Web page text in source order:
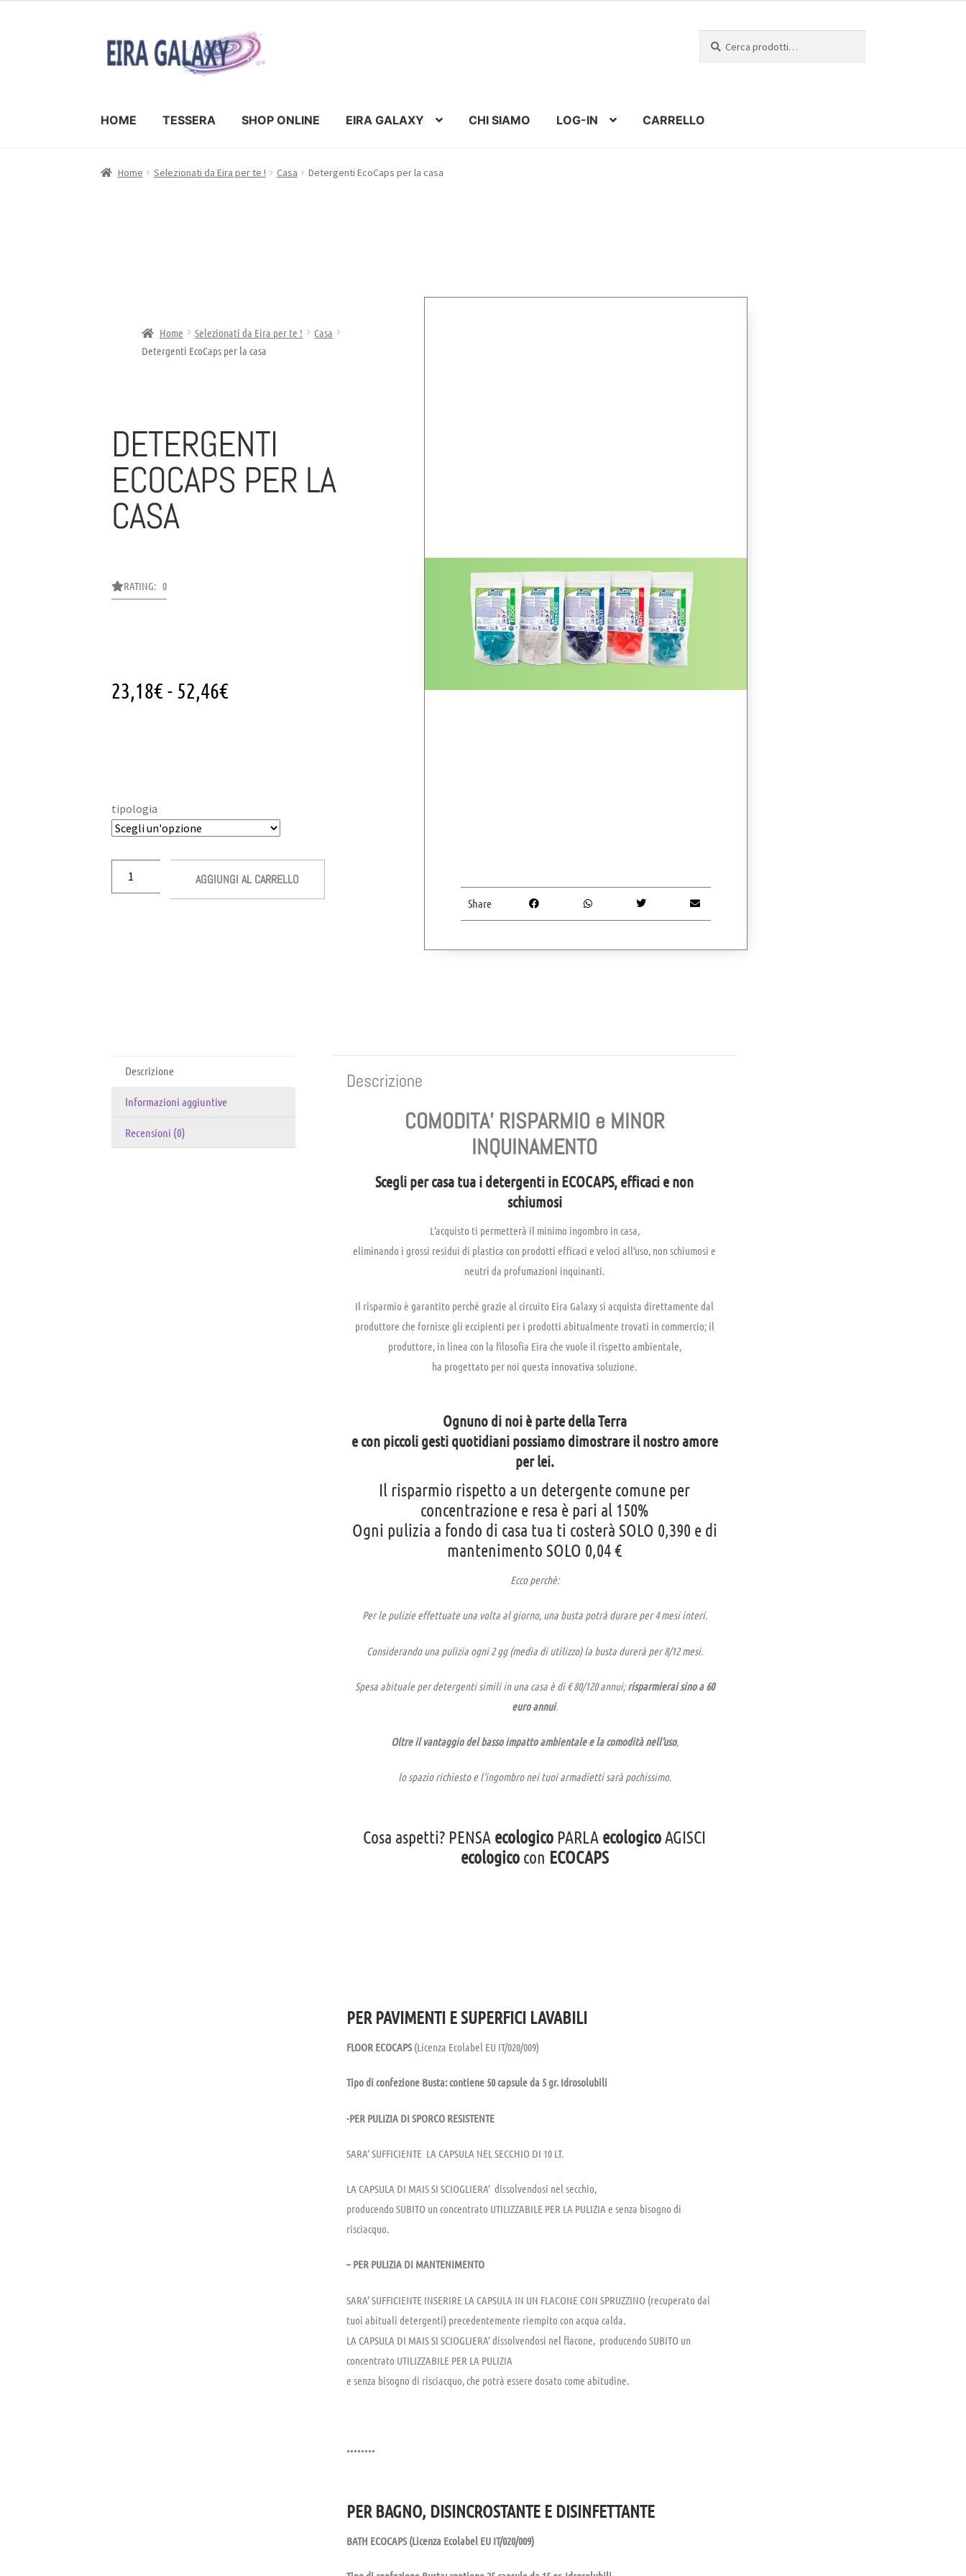
HOME TESSERA SHOP ONLINE EIRA GALAXY CHI SIAMO LOG-IN CARRELLO
Home Selezionati da Eira per te ! Casa Detergenti EcoCaps per la casa
Home Selezionati da Eira per te !
Casa
Detergenti EcoCaps per la casa
DETERGENTI
ECOCAPS PER LA
CASA
RATING: 0
23,18€-52,46€
tipologia
AGGIUNGI AL CARRELLO
Share
Descrizione
Informazioni aggiuntive
Recensioni (0)
Descrizione
COMODITA’ RISPARMIO e MINOR
INQUINAMENTO
Scegli per casa tua i detergenti in ECOCAPS, efficaci e non
schiumosi
L’acquisto ti permetterà il minimo ingombro in casa,
eliminando i grossi residui di plastica con prodotti efficaci e veloci all’uso, non schiumosi e
neutri da profumazioni inquinanti.
Il risparmio è garantito perché grazie al circuito Eira Galaxy si acquista direttamente dal
produttore che fornisce gli eccipienti per i prodotti abitualmente trovati in commercio; il
produttore, in linea con la filosofia Eira che vuole il rispetto ambientale,
ha progettato per noi questa innovativa soluzione.
Ognuno di noi è parte della Terra
e con piccoli gesti quotidiani possiamo dimostrare il nostro amore
per lei.
Il risparmio rispetto a un detergente comune per
concentrazione e resa è pari al 150%
Ogni pulizia a fondo di casa tua ti costerà SOLO 0,390 e di
mantenimento SOLO 0,04 €
Ecco perchè:
Per le pulizie effettuate una volta al giorno, una busta potrà durare per 4 mesi interi.
Considerando una pulizia ogni 2 gg (media di utilizzo) la busta durerà per 8/12 mesi.
Spesa abituale per detergenti simili in una casa è di € 80/120 annui;risparmierai sino a 60
euro annui.
Oltre il vantaggio del basso impatto ambientale e la comodità nell’uso,
lo spazio richiesto e l’ingombro nei tuoi armadietti sarà pochissimo.
Cosa aspetti? PENSA ecologico PARLA ecologicoAGISCI
ecologicocon ECOCAPS
PER PAVIMENTI E SUPERFICI LAVABILI
FLOOR ECOCAPS(Licenza Ecolabel EU IT/020/009)
Tipo di confezione Busta: contiene 50 capsule da 5 gr. Idrosolubili
-PER PULIZIA DI SPORCO RESISTENTE
SARA’ SUFFICIENTE LA CAPSULA NEL SECCHIO DI 10 LT.
LA CAPSULA DI MAIS SI SCIOGLIERA’ dissolvendosi nel secchio,
producendo SUBITO un concentrato UTILIZZABILE PER LA PULIZIA e senza bisogno di
risciacquo.
– PER PULIZIA DI MANTENIMENTO
SARA’ SUFFICIENTE INSERIRE LA CAPSULA IN UN FLACONE CON SPRUZZINO (recuperato dai
tuoi abituali detergenti) precedentemente riempito con acqua calda.
LA CAPSULA DI MAIS SI SCIOGLIERA’ dissolvendosi nel flacone, producendo SUBITO un
concentrato UTILIZZABILE PER LA PULIZIA
e senza bisogno di risciacquo, che potrà essere dosato come abitudine.
••••••••
PER BAGNO, DISINCROSTANTE E DISINFETTANTE
BATH ECOCAPS (Licenza Ecolabel EU IT/020/009)